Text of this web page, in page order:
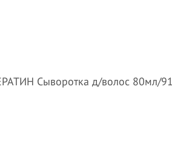
Сыворотка д/волос 80мл/